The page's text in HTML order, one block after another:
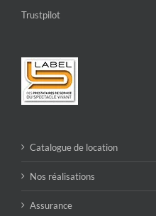
Trustpilot
Catalogue de location
Nos réalisations
Assurance